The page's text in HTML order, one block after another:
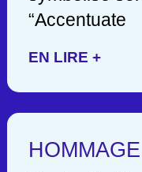
“Accentuate
EN LIRE +